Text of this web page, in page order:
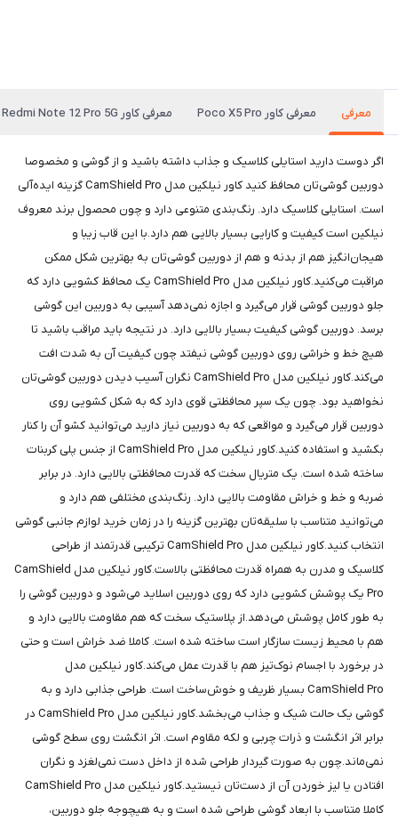
معرفی معرفی کاور Poco X5 Pro معرفی کاور Redmi Note 12 Pro 5G
اگر دوست دارید استایلی کلاسیک و جذاب داشته باشید و از گوشی و مخصوصا
دوربین گوشی‌تان محافظ کنید کاور نیلکین مدل CamShield Pro گزینه ایده‌آلی
است. استایلی کلاسیک دارد. رنگ‌بندی متنوعی دارد و چون محصول برند معروف
نیلکین است کیفیت و کارایی بسیار بالایی هم دارد.با این قاب زیبا و
هیجان‌انگیز هم از بدنه و هم از دوربین گوشی‌تان به بهترین شکل ممکن
مراقبت می‌کنید.کاور نیلکین مدل CamShield Pro یک محافظ کشویی دارد که
جلو دوربین گوشی قرار می‌گیرد و اجازه نمی‌دهد آسیبی به دوربین این گوشی
برسد. دوربین گوشی کیفیت بسیار بالایی دارد. در نتیجه باید مراقب باشید تا
هیچ خط و خراشی روی دوربین گوشی نیفتد چون کیفیت آن به شدت افت
می‌کند.کاور نیلکین مدل CamShield Pro نگران آسیب دیدن دوربین گوشی‌تان
نخواهید بود. چون یک سپر محافظتی قوی دارد که به شکل کشویی روی
دوربین قرار می‌گیرد و مواقعی که به دوربین نیاز دارید می‌توانید کشو‌ آن را کنار
بکشید و استفاده کنید.کاور نیلکین مدل CamShield Pro از جنس پلی کربنات
ساخته شده است. یک متریال سخت که قدرت محافظتی بالایی دارد. در برابر
ضربه و خط و خراش مقاومت بالایی دارد. رنگ‌بندی مختلفی هم دارد و
می‌توانید متناسب با سلیقه‌تان بهترین گزینه را در زمان خرید لوازم جانبی گوشی
انتخاب کنید.کاور نیلکین مدل CamShield Pro ترکیبی قدرتمند از طراحی
کلاسیک و مدرن به همراه قدرت محافظتی بالاست.کاور نیلکین مدل CamShield
Pro یک پوشش کشویی دارد که روی دوربین اسلاید می‌شود و دوربین گوشی را
به طور کامل پوشش می‌دهد.از پلاستیک سخت که هم مقاومت بالایی دارد و
هم با محیط زیست سازگار است ساخته شده است. کاملا ضد خراش است و حتی
در برخورد با اجسام نوک‌تیز هم با قدرت عمل می‌کند.کاور نیلکین مدل
CamShield Pro بسیار ظریف و خوش‌ساخت است. طراحی جذابی دارد و به
گوشی یک حالت شیک و جذاب می‌بخشد.کاور نیلکین مدل CamShield Pro در
برابر اثر انگشت و ذرات چربی و لکه مقاوم است. اثر انگشت روی سطح گوشی
نمی‌ماند.چون به صورت گیردار طراحی شده از داخل دست نمی‌لغزد و نگران
افتادن یا لیز خوردن آن از دست‌تان نیستید.کاور نیلکین مدل CamShield Pro
کاملا متناسب با ابعاد گوشی طراحی شده است و به هیچوجه جلو دوربین،